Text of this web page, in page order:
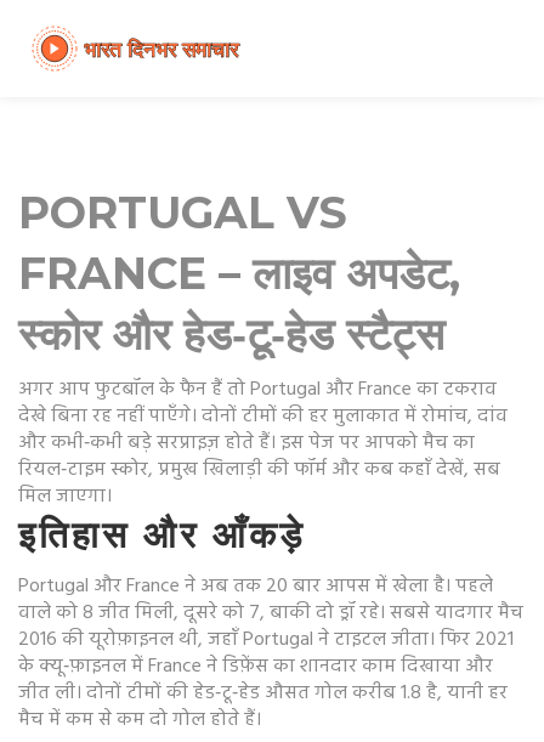
PORTUGAL VS
FRANCE – लाइव अपडेट,
स्कोर और हेड‑टू‑हेड स्टैट्स
अगर आप फुटबॉल के फैन हैं तो Portugal और France का टकराव
देखे बिना रह नहीं पाएँगे। दोनों टीमों की हर मुलाकात में रोमांच, दांव
और कभी‑कभी बड़े सरप्राइज़ होते हैं। इस पेज पर आपको मैच का
रियल‑टाइम स्कोर, प्रमुख खिलाड़ी की फॉर्म और कब कहाँ देखें, सब
मिल जाएगा।
इतिहास और आँकड़े
Portugal और France ने अब तक 20 बार आपस में खेला है। पहले
वाले को 8 जीत मिली, दूसरे को 7, बाकी दो ड्रॉ रहे। सबसे यादगार मैच
2016 की यूरोफ़ाइनल थी, जहाँ Portugal ने टाइटल जीता। फिर 2021
के क्यू‑फ़ाइनल में France ने डिफ़ेंस का शानदार काम दिखाया और
जीत ली। दोनों टीमों की हेड‑टू‑हेड औसत गोल करीब 1.8 है, यानी हर
मैच में कम से कम दो गोल होते हैं।